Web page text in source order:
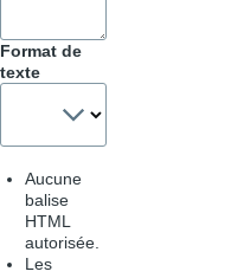
Format de
texte
Aucune
balise
HTML
autorisée.
Les